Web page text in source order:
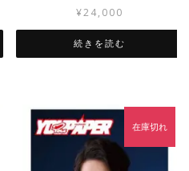
¥24,000
続きを読む
在庫切れ